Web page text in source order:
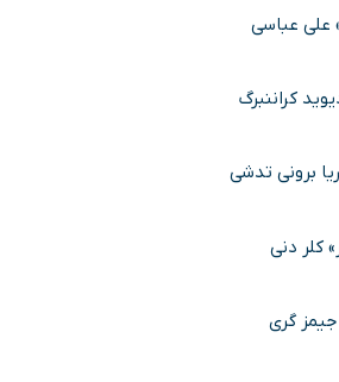
عباسی
کراننبرگ
برونی تدشی
کلر دنی
جیمز گری